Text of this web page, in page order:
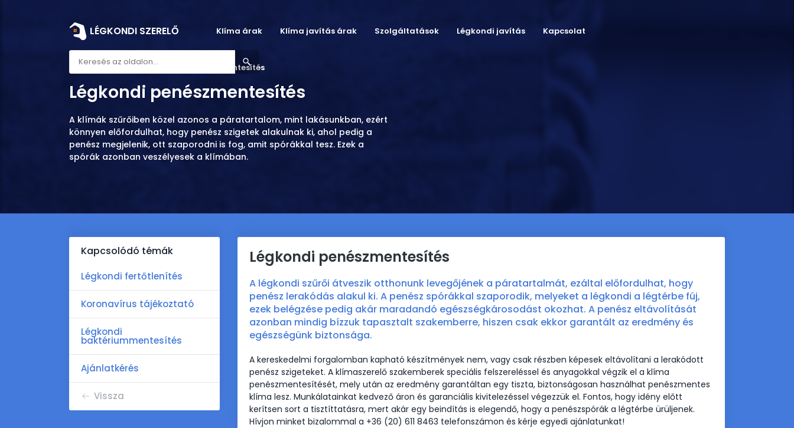
LÉGKONDI SZERELŐ Klíma árak Klíma javítás árak Szolgáltatások Légkondi javítás Kapcsolat
Légkondi szerelő Légkondi penészmentesítés
Légkondi penészmentesítés
A klímák szűrőiben közel azonos a páratartalom, mint lakásunkban, ezért
könnyen előfordulhat, hogy penész szigetek alakulnak ki, ahol pedig a
penész megjelenik, ott szaporodni is fog, amit spórákkal tesz. Ezek a
spórák azonban veszélyesek a klímában.
Kapcsolódó témák
Légkondi fertőtlenítés
Koronavírus tájékoztató
Légkondi
baktériummentesítés
Ajánlatkérés
Vissza
Légkondi penészmentesítés
A légkondi szűrői átveszik otthonunk levegőjének a páratartalmát, ezáltal előfordulhat, hogy
penész lerakódás alakul ki. A penész spórákkal szaporodik, melyeket a légkondi a légtérbe fúj,
ezek belégzése pedig akár maradandó egészségkárosodást okozhat. A penész eltávolítását
azonban mindig bízzuk tapasztalt szakemberre, hiszen csak ekkor garantált az eredmény és
egészségünk biztonsága.
A kereskedelmi forgalomban kapható készítmények nem, vagy csak részben képesek eltávolítani a lerakódott
penész szigeteket. A klímaszerelő szakemberek speciális felszereléssel és anyagokkal végzik el a klíma
penészmentesítését, mely után az eredmény garantáltan egy tiszta, biztonságosan használhat penészmentes
klíma lesz. Munkálatainkat kedvező áron és garanciális kivitelezéssel végezzük el. Fontos, hogy idény előtt
kerítsen sort a tisztíttatásra, mert akár egy beindítás is elegendő, hogy a penészspórák a légtérbe ürüljenek.
Hívjon minket bizalommal a +36 (20) 611 8463 telefonszámon és kérje egyedi ajánlatunkat!